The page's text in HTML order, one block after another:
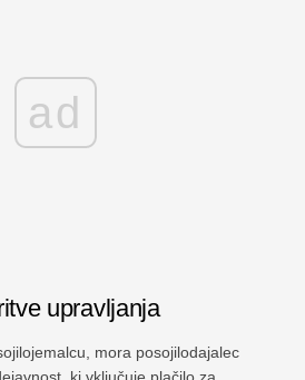
ad
upravljanja
mora posojilodajalec